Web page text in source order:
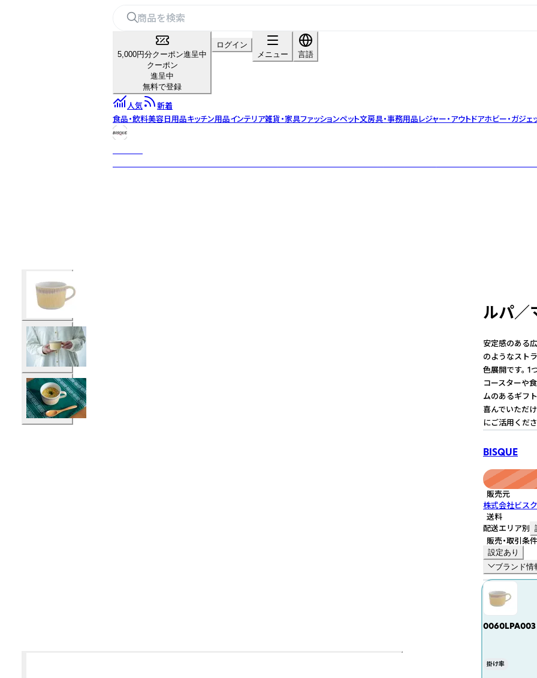
5,000円分クーポン進呈中
クーポン
進呈中
無料で登録
ログイン
メニュー
言語
人気
新着
食品・飲料美容日用品キッチン用品インテリア雑貨・家具ファッションペット文房具・事務用品レジャー・アウトドアホビー・ガジェ
ルパ
安定感のある
のようなスト
色展開です。
コースターや
ムのあるギフ
喜んでいただ
にご活用くだ
BISQUE
販売元
株式会社ビスク
送料
配送エリア別
販売・取引条件
設定あり
ブランド情
0060LPA003
掛け率